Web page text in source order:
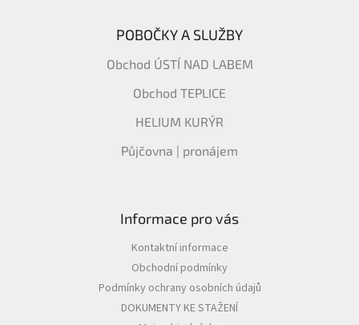
POBOČKY A SLUŽBY
Obchod ÚSTÍ NAD LABEM
Obchod TEPLICE
HELIUM KURÝR
Půjčovna | pronájem
Informace pro vás
Kontaktní informace
Obchodní podmínky
Podmínky ochrany osobních údajů
DOKUMENTY KE STAŽENÍ